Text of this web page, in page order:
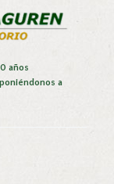
años
a